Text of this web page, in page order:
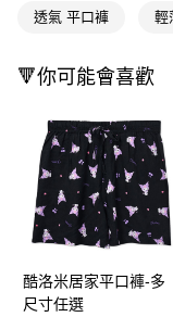
便利好安心！
２．便利：只要手機號
３．安心：先確認商品／
【「AFTEE先享後付」
１．於結帳方式選擇「
結帳頁面，進行簡訊認
２．訂單成立數日內，
３．收到繳費通知簡訊
ATM／網路銀行／等多
※ 請注意：結帳手續完
購買商品的店家。未經
後付繳納相關費用。
※ 交易是否成功請以「
全家取貨付款
每筆NT$65，滿
付款後全家取貨
每筆NT$65，滿
萊爾富取貨付款
付款後萊爾富取貨
透氣 平口褲 輕
🔻你可能會喜歡
酷洛米居家平口褲-多
尺寸任選